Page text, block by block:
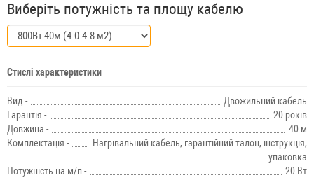
Виберіть потужність та площу кабелю
Стислі характеристики
Вид -
Двожильний кабель
Гарантія -
20 років
Довжина -
40 м
Комплектація -
Нагрівальний кабель, гарантійний талон, інструкція,
упаковка
Потужність на м/п -
20 Вт